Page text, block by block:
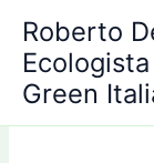
contenuto
Roberto
Green
r
c
h
i